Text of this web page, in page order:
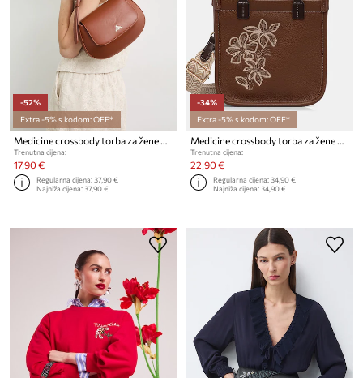
-52%
Extra -5% s kodom: OFF*
Medicine crossbody torba za žene od imitacije kože
Trenutna cijena:
17,90 €
Regularna cijena:37,90 €
Najniža cijena:37,90 €
-34%
Extra -5% s kodom: OFF*
Medicine crossbody torba za žene od imitacije kože
Trenutna cijena:
22,90 €
Regularna cijena:34,90 €
Najniža cijena:34,90 €